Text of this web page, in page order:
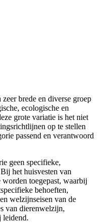
zeer brede en diverse groep
ecologische en
grote variatie is het niet
op te stellen
passend en verantwoord
geen specifieke,
het huisvesten van
toegepast, waarbij
behoeften,
welzijnseisen van de
van dierenwelzijn,
leidend.